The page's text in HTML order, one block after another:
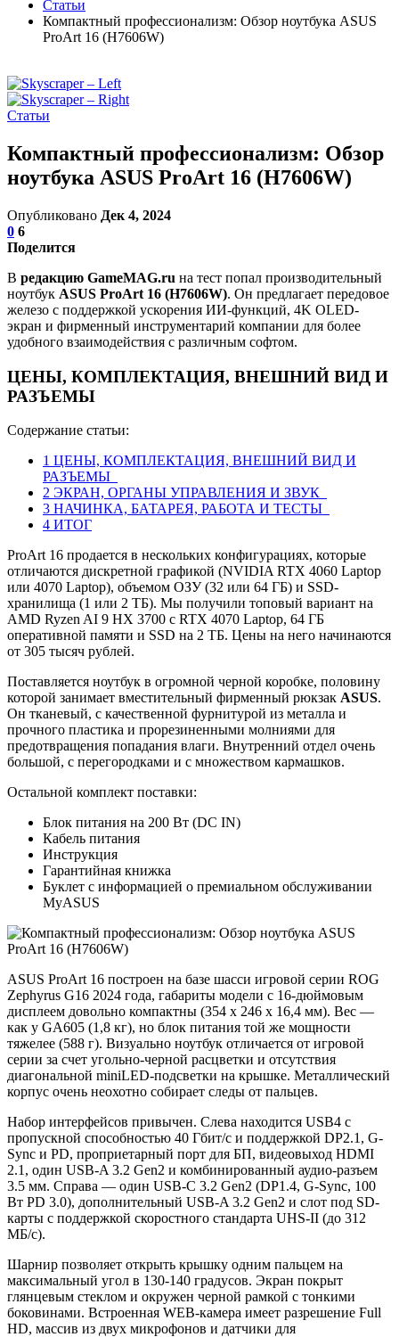
Статьи
Компактный профессионализм: Обзор ноутбука ASUS
ProArt 16 (H7606W)
Статьи
Компактный профессионализм: Обзор
ноутбука ASUS ProArt 16 (H7606W)
Опубликовано Дек 4, 2024
0 6
Поделится
В редакцию GameMAG.ru на тест попал производительный
ноутбук ASUS ProArt 16 (H7606W). Он предлагает передовое
железо с поддержкой ускорения ИИ-функций, 4K OLED-
экран и фирменный инструментарий компании для более
удобного взаимодействия с различным софтом.
ЦЕНЫ, КОМПЛЕКТАЦИЯ, ВНЕШНИЙ ВИД И
РАЗЪЕМЫ
Содержание статьи:
1 ЦЕНЫ, КОМПЛЕКТАЦИЯ, ВНЕШНИЙ ВИД И
РАЗЪЕМЫ
2 ЭКРАН, ОРГАНЫ УПРАВЛЕНИЯ И ЗВУК
3 НАЧИНКА, БАТАРЕЯ, РАБОТА И ТЕСТЫ
4 ИТОГ
ProArt 16 продается в нескольких конфигурациях, которые
отличаются дискретной графикой (NVIDIA RTX 4060 Laptop
или 4070 Laptop), объемом ОЗУ (32 или 64 ГБ) и SSD-
хранилища (1 или 2 ТБ). Мы получили топовый вариант на
AMD Ryzen AI 9 HX 3700 с RTX 4070 Laptop, 64 ГБ
оперативной памяти и SSD на 2 ТБ. Цены на него начинаются
от 305 тысяч рублей.
Поставляется ноутбук в огромной черной коробке, половину
которой занимает вместительный фирменный рюкзак ASUS.
Он тканевый, с качественной фурнитурой из металла и
прочного пластика и прорезиненными молниями для
предотвращения попадания влаги. Внутренний отдел очень
большой, с перегородками и с множеством кармашков.
Остальной комплект поставки:
Блок питания на 200 Вт (DC IN)
Кабель питания
Инструкция
Гарантийная книжка
Буклет с информацией о премиальном обслуживании
MyASUS
ASUS ProArt 16 построен на базе шасси игровой серии ROG
Zephyrus G16 2024 года, габариты модели с 16-дюймовым
дисплеем довольно компактны (354 x 246 x 16,4 мм). Вес —
как у GA605 (1,8 кг), но блок питания той же мощности
тяжелее (588 г). Визуально ноутбук отличается от игровой
серии за счет угольно-черной расцветки и отсутствия
диагональной miniLED-подсветки на крышке. Металлический
корпус очень неохотно собирает следы от пальцев.
Набор интерфейсов привычен. Слева находится USB4 с
пропускной способностью 40 Гбит/с и поддержкой DP2.1, G-
Synс и PD, проприетарный порт для БП, видеовыход HDMI
2.1, один USB-A 3.2 Gen2 и комбинированный аудио-разъем
3.5 мм. Справа — один USB-C 3.2 Gen2 (DP1.4, G-Synс, 100
Вт PD 3.0), дополнительный USB-A 3.2 Gen2 и слот под SD-
карты с поддержкой скоростного стандарта UHS-II (до 312
МБ/с).
Шарнир позволяет открыть крышку одним пальцем на
максимальный угол в 130-140 градусов. Экран покрыт
глянцевым стеклом и окружен черной рамкой с тонкими
боковинами. Встроенная WEB-камера имеет разрешение Full
HD, массив из двух микрофонов и датчики для